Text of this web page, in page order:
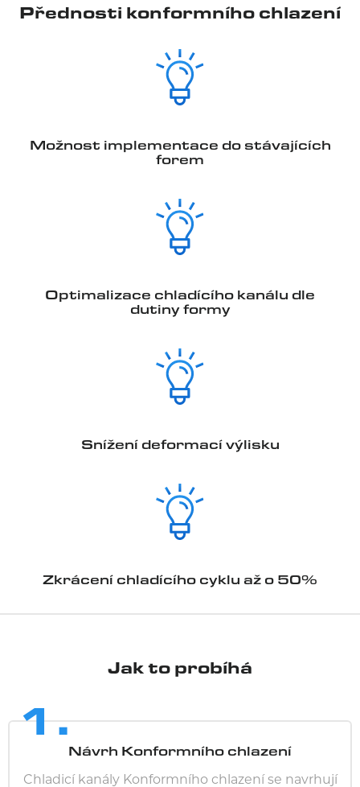
Přednosti konformního chlazení
Možnost implementace do stávajících
forem
Optimalizace chladícího kanálu dle
dutiny formy
Snížení deformací výlisku
Zkrácení chladícího cyklu až o 50%
Jak to probíhá
1.
Návrh Konformního chlazení
Chladicí kanály Konformního chlazení se navrhují